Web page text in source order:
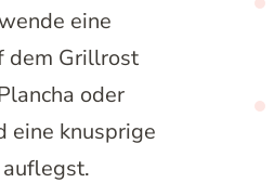
eine
dem Grillrost
oder
eine knusprige